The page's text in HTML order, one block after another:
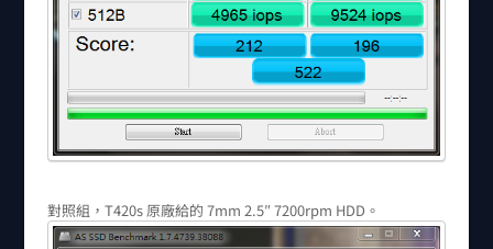
對照組，T420s 原廠給的 7mm 2.5″ 7200rpm HDD。